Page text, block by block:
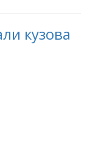
кузова